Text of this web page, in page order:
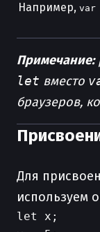
Например, var
Примечание:
let вместо
браузеров,
Для
используем
let x;